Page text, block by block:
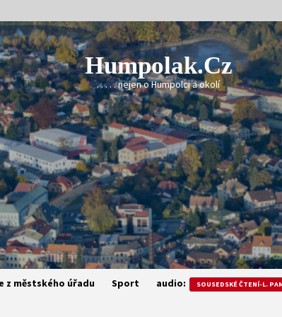
Humpolak.cz
. . . . . nejen o Humpolci a okolí
z městského úřadu Sport audio: SOUSEDSKÉ ČTENÍ-L.